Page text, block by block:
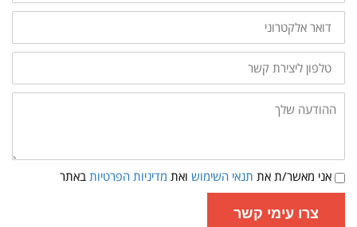
דואר
אלקטרוני
טלפון
ליצירת
קשר
ההודעה
שלך:
תנאי
שימוש
ומדיניות
פרטיות
אני מאשר/ת את תנאי השימוש ואת מדיניות הפרטיות באתר
צרו עימי קשר